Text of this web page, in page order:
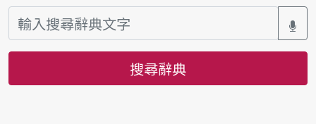
搜尋辭典